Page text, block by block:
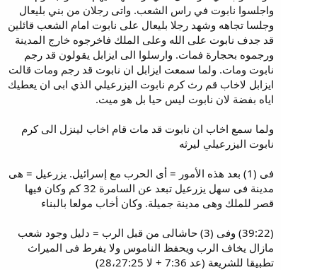
واجلسوا نابوت في راس الشعب. واتى رجلان من بني بليعال
وجلسا تجاهه وشهد رجلا بليعال على نابوت امام الشعب قائلين
قد جدف نابوت على الله وعلى الملك فاخرجوه خارج المدينة
ورجموه بحجارة فمات. وارسلوا الى ايزابل يقولون قد رجم
نابوت ومات. ولما سمعت ايزابل ان نابوت قد رجم ومات قالت
ايزابل لاخاب قم رث كرم نابوت اليزرعيلي الذي ابى ان يعطيك
اياه بفضة لان نابوت ليس حيا بل هو ميت.
ولما سمع اخاب ان نابوت قد مات قام اخاب لينزل الى كرم
نابوت اليزرعيلي ليرثه
فى (1) بعد هذه الأمور = أى الحرب مع إسرائيل. يزرعيل = هى
مدينة فى سهل يزرعيل تبعد عن السامرة 32 كم وكان فيها
قصر للملك وهى مدينة جميلة. وكان أخاب مولعا بالبناء
(39:22) وفى (3) حاشالى من قبل الرب = دليل وجود شعب
مازال يخاف الرب ويحفظ الناموس ولا يفرط فى الميراث
تطبيقا للشريعة (عد 7:36 + لا 28،27:25)